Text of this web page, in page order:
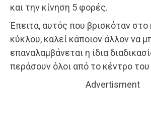
και την κίνηση 5 φορές.
Έπειτα, αυτός που βρισκόταν στο
κύκλου, καλεί κάποιον άλλον να
επαναλαμβάνεται η ίδια
περάσουν όλοι από το κέντρο
Advertisment